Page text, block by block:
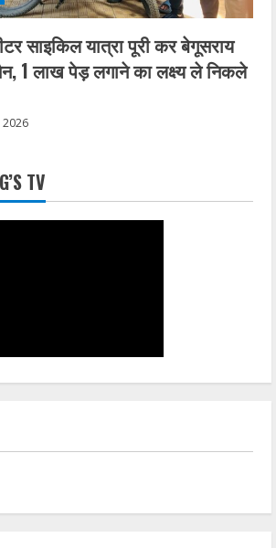
साइकिल यात्रा पूरी कर बेगूसराय
1 लाख पेड़ लगाने का लक्ष्य ले निकले
2026
TV